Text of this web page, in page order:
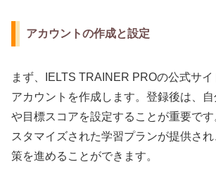
アカウントの作成と設定
まず、IELTS TRAINER PROの公式サイ
アカウントを作成します。登録後は、
や目標スコアを設定することが重要で
スタマイズされた学習プランが提供さ
策を進めることができます。